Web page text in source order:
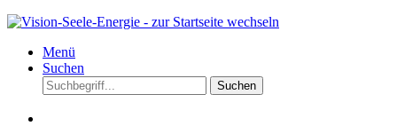
Menü
Suchen
Suchen